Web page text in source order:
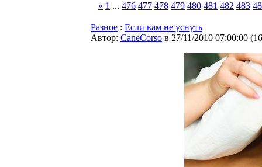
« 1 ... 476 477 478 479 480 481 482 483
Разное : Если вам не уснуть
Автор: CaneCorso в 27/11/2010 07:00:00 (